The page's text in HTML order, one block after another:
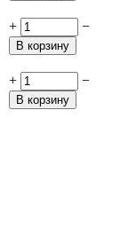
+ −
В корзину
+ −
В корзину